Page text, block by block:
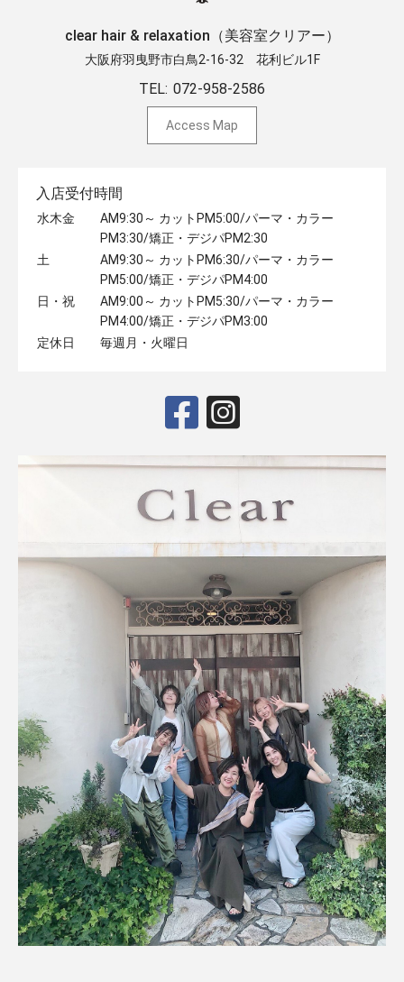
clear hair & relaxation（美容室クリアー）
大阪府羽曳野市白鳥2-16-32 ​花利ビル1F
TEL: 072-958-2586
Access Map
入店受付時間
水木金
AM9:30～ カットPM5:00/パーマ・カラー
PM3:30/矯正・デジパPM2:30
土
AM9:30～ カットPM6:30/パーマ・カラー
PM5:00/矯正・デジパPM4:00
日・祝
AM9:00～ カットPM5:30/パーマ・カラー
PM4:00/矯正・デジパPM3:00
定休日
毎週月・火曜日